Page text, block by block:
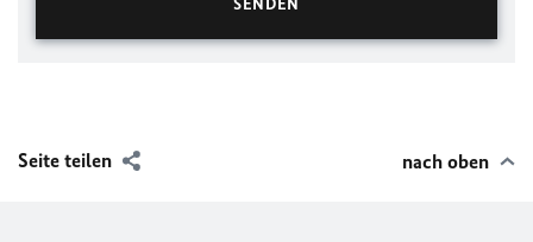
Seite teilen nach oben